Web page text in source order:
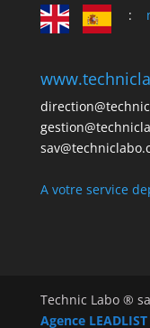
:
A votre service
Technic Labo ®
Agence LEADLIST